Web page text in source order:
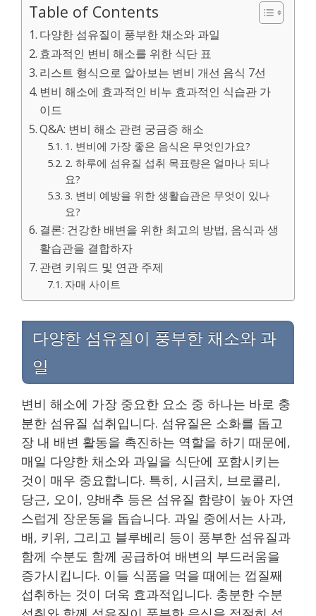
Table of Contents
다양한 섬유질이 풍부한 채소와 과일
효과적인 변비 해소를 위한 식단 표
리스트 형식으로 알아보는 변비 개선 음식 7선
변비 해소에 효과적인 비누 효과적인 식습관 가
이드
Q&A: 변비 해소 관련 궁금증 해소
1. 변비에 가장 좋은 음식은 무엇인가요?
2. 하루에 섬유질 섭취 목표량은 얼마나 되나
요?
3. 변비 예방을 위한 생활습관은 무엇이 있나
요?
결론: 건강한 배변을 위한 최고의 방법, 음식과 생
활습관을 결합하자
관련 키워드 및 연관 주제
자매 사이트
다양한 섬유질이 풍부한 채소와 과
일
변비 해소에 가장 중요한 요소 중 하나는 바로 충
분한 섬유질 섭취입니다. 섬유질은 소화를 돕고
장 내 배변 활동을 촉진하는 역할을 하기 때문에,
매일 다양한 채소와 과일을 식단에 포함시키는
것이 매우 중요합니다. 특히, 시금치, 브로콜리,
당근, 오이, 양배추 등은 섬유질 함량이 높아 자연
스럽게 장운동을 돕습니다. 과일 중에서는 사과,
배, 키위, 그리고 블루베리 등이 풍부한 섬유질과
함께 수분도 함께 공급하여 배변의 부드러움을
증가시킵니다. 이들 식품을 먹을 때에는 껍질째
섭취하는 것이 더욱 효과적입니다. 충분한 수분